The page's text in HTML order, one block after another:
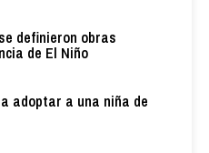
definieron obras
de El Niño
adoptar a una niña de